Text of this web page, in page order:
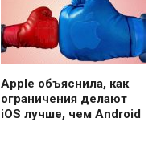
Apple объяснила, как
ограничения делают
iOS лучше, чем Android